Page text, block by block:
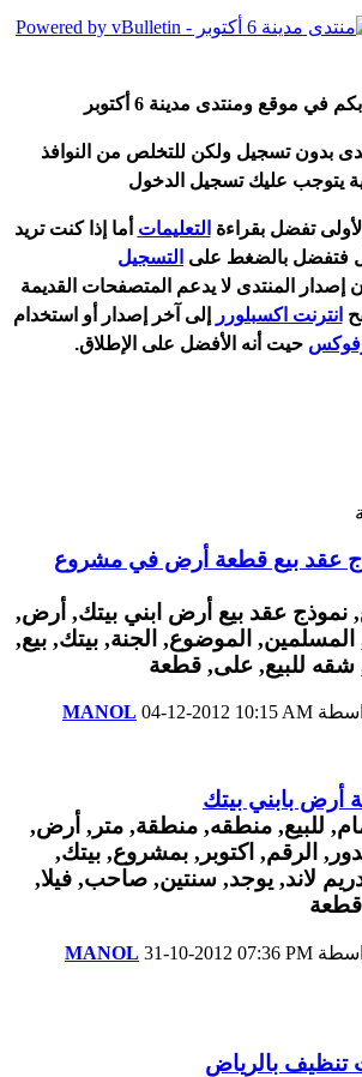
بكم في موقع ومنتدى مدينة 6 أكتوبر
بدون تسجيل ولكن للتخلص من النوافذ
يتوجب عليك تسجيل الدخول
تفضل بقراءة التعليمات ما إذا كنت تريد
فتفضل بالضغط على التسجيل
إصدار المنتدى لا يدعم المتصفحات القديمة
انترنت اكسبلورر إلى آخر إصدار أو استخدام
حيت نه الأفضل على الإطلاق.
عقد بيع قطعة أرض في مشروع
MANOL 04-12-2012 10:15 AM
أرض بابني بيتك
MANOL 31-10-2012 07:36 PM
تنظيف بالرياض